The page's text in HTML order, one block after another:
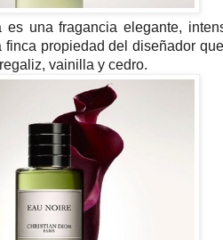
una fragancia elegante,
propiedad del diseñador
vainilla y cedro.